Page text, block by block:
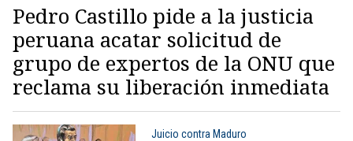
Pedro Castillo pide a la justicia
peruana acatar solicitud de
grupo de expertos de la ONU que
reclama su liberación inmediata
Juicio contra Maduro